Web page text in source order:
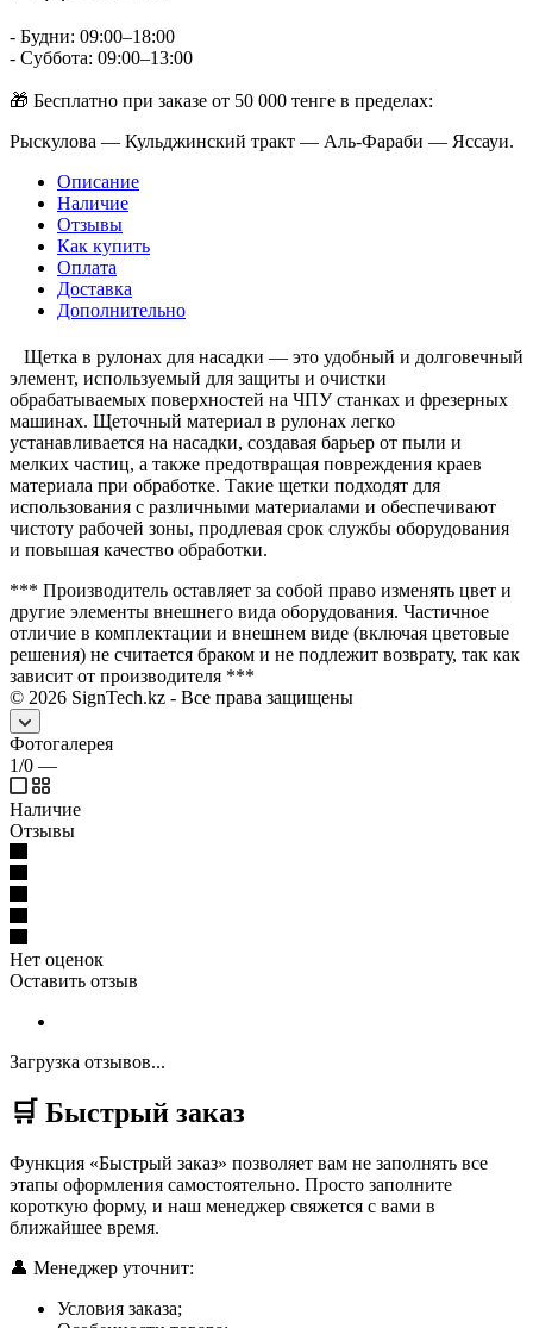
- Будни: 09:00–18:00
- Суббота: 09:00–13:00
🎁 Бесплатно при заказе от 50 000 тенге в пределах:
Рыскулова — Кульджинский тракт — Аль-Фараби — Яссауи.
Описание
Наличие
Отзывы
Как купить
Оплата
Доставка
Дополнительно
Щетка в рулонах для насадки — это удобный и долговечный
элемент, используемый для защиты и очистки
обрабатываемых поверхностей на ЧПУ станках и фрезерных
машинах. Щеточный материал в рулонах легко
устанавливается на насадки, создавая барьер от пыли и
мелких частиц, а также предотвращая повреждения краев
материала при обработке. Такие щетки подходят для
использования с различными материалами и обеспечивают
чистоту рабочей зоны, продлевая срок службы оборудования
и повышая качество обработки.
*** Производитель оставляет за собой право изменять цвет и
другие элементы внешнего вида оборудования. Частичное
отличие в комплектации и внешнем виде (включая цветовые
решения) не считается браком и не подлежит возврату, так как
зависит от производителя ***
© 2026 SignTech.kz - Все права защищены
Фотогалерея
1/0 —
Наличие
Отзывы
Нет оценок
Оставить отзыв
Загрузка отзывов...
🛒 Быстрый заказ
Функция «Быстрый заказ» позволяет вам не заполнять все
этапы оформления самостоятельно. Просто заполните
короткую форму, и наш менеджер свяжется с вами в
ближайшее время.
👤 Менеджер уточнит:
Условия заказа;